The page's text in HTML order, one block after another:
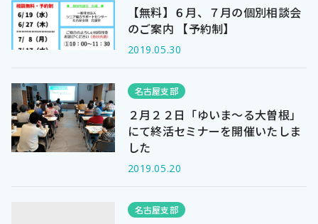
【無料】６月、７月の個別相談会
のご案内 【予約制】
2019.05.30
名古屋支部
２月２２日「ゆいま～る大曽根」
にて終活セミナーを開催いたしま
した
2019.05.20
名古屋支部